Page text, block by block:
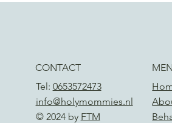
CONTACT
Tel: 0653572473
info@holymommies.nl
© 2024 by FTM